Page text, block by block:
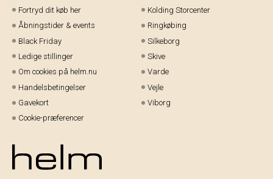
Fortryd dit køb her
Åbningstider & events
Black Friday
Ledige stillinger
Om cookies på helm.nu
Handelsbetingelser
Gavekort
Cookie-præferencer
Kolding Storcenter
Ringkøbing
Silkeborg
Skive
Varde
Vejle
Viborg